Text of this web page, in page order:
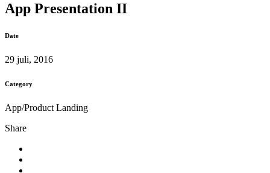
App Presentation II
Date
29 juli, 2016
Category
App/Product Landing
Share